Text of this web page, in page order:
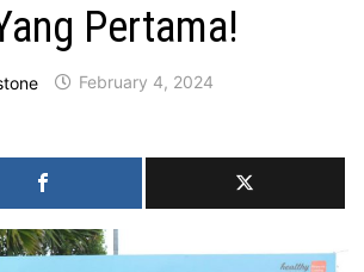
Pertama!
February 4, 2024